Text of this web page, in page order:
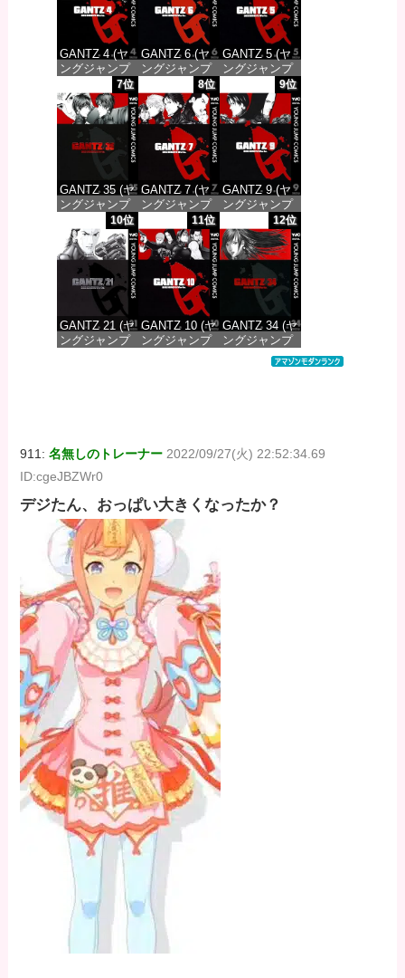
GANTZ 4 (ヤ
ングジャンプ
コミックス
DIGITAL)
価格：¥100
GANTZ 6 (ヤ
ングジャンプ
コミックス
DIGITAL)
価格：¥100
GANTZ 5 (ヤ
ングジャンプ
コミックス
DIGITAL)
価格：¥100
7位
GANTZ 35 (ヤ
ングジャンプ
コミックス
DIGITAL)
価格：¥100
8位
GANTZ 7 (ヤ
ングジャンプ
コミックス
DIGITAL)
価格：¥100
9位
GANTZ 9 (ヤ
ングジャンプ
コミックス
DIGITAL)
価格：¥100
10位
GANTZ 21 (ヤ
ングジャンプ
11位
GANTZ 10 (ヤ
ングジャンプ
12位
GANTZ 34 (ヤ
ングジャンプ
コミックス
911:名無しのトレーナー 2022/09/27(火) 22:52:34.69
ID:cgeJBZWr0
デジたん、おっぱい大きくなったか？